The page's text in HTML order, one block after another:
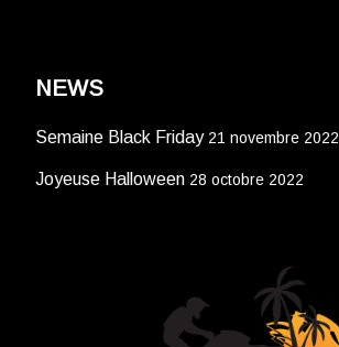
NEWS
Semaine Black Friday 21 novembre 2022
Joyeuse Halloween 28 octobre 2022